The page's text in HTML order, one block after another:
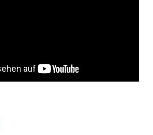
Adventskalender 2020